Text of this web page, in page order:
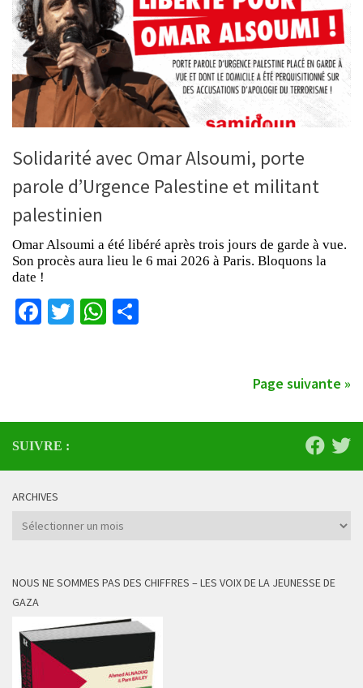
Solidarité avec Omar Alsoumi, porte
parole d’Urgence Palestine et militant
palestinien
Omar Alsoumi a été libéré après trois jours de garde à vue.
Son procès aura lieu le 6 mai 2026 à Paris. Bloquons la
date !
Facebook
TwitterWhatsApp
Page suivante »
SUIVRE :
ARCHIVES
Archives
NOUS NE SOMMES PAS DES CHIFFRES – LES VOIX DE LA JEUNESSE DE
GAZA